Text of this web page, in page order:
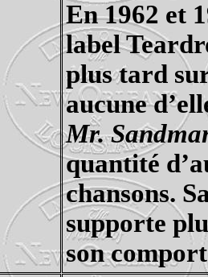
En 1962 et
label
plus tard
aucune
Mr.
quantité
chansons.
supporte
son